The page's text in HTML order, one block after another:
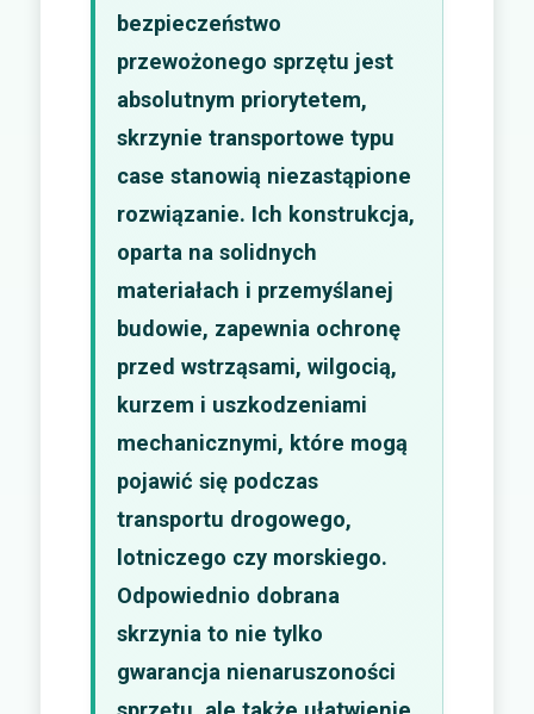
bezpieczeństwo
przewożonego sprzętu jest
absolutnym priorytetem,
skrzynie transportowe typu
case stanowią niezastąpione
rozwiązanie. Ich konstrukcja,
oparta na solidnych
materiałach i przemyślanej
budowie, zapewnia ochronę
przed wstrząsami, wilgocią,
kurzem i uszkodzeniami
mechanicznymi, które mogą
pojawić się podczas
transportu drogowego,
lotniczego czy morskiego.
Odpowiednio dobrana
skrzynia to nie tylko
gwarancja nienaruszoności